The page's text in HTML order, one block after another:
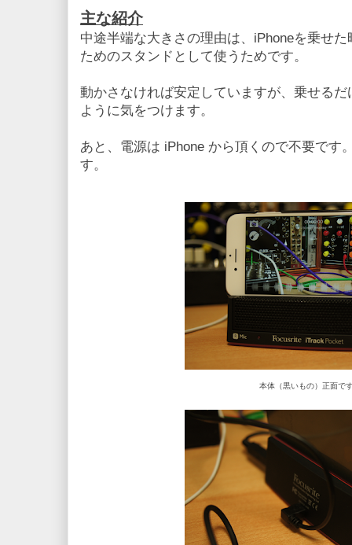
主な紹介
中途半端な大きさの理由は、iPhoneを乗せ
ためのスタンドとして使うためです。
動かさなければ安定していますが、乗せる
ように気をつけます。
あと、電源は iPhone から頂くので不要です
す。
本体（黒いもの）正面で